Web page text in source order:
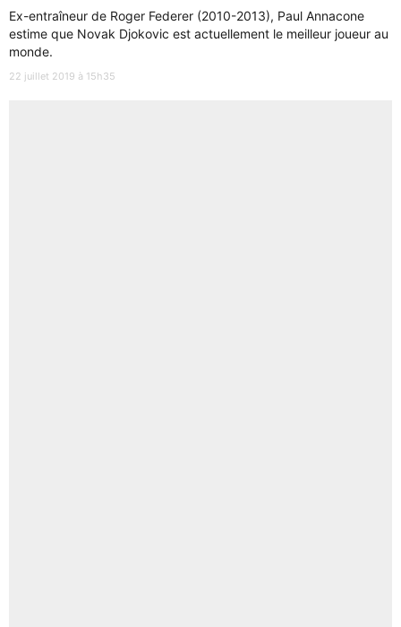
Ex-entraîneur de Roger Federer (2010-2013), Paul Annacone
estime que Novak Djokovic est actuellement le meilleur joueur au
monde.
22 juillet 2019 à 15h35